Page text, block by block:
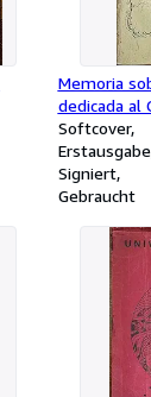
Memoria
dedicada al
Softcover
Erstausgabe
Signiert
Gebraucht